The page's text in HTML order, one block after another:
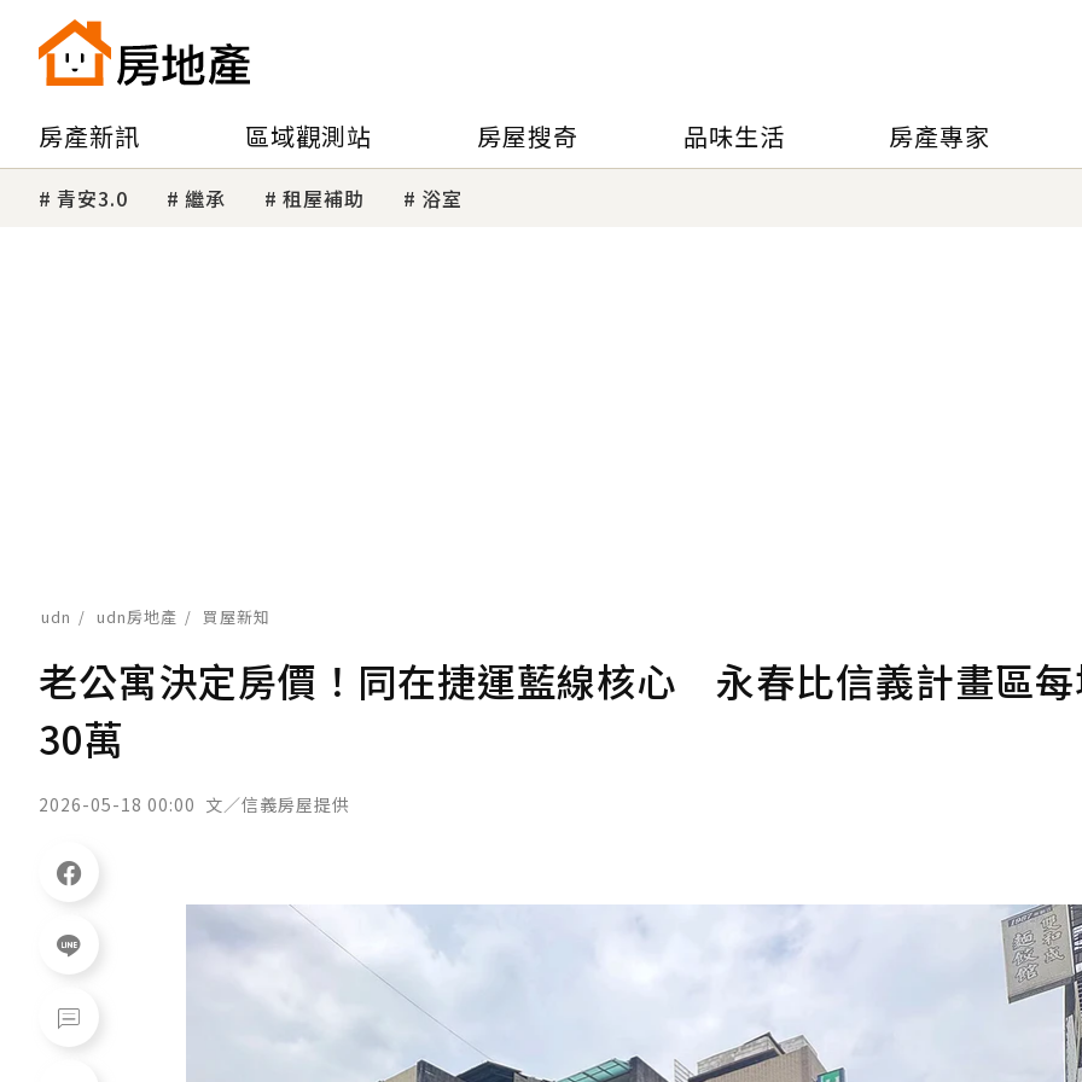
房產新訊 區域觀測站 房屋搜奇 品味生活 房產專家
青安3.0 繼承 租屋補助 浴室
udn udn房地產 買屋新知
老公寓決定房價！同在捷運藍線核心 永春比信義計畫區
30萬
2026-05-18 00:00 文／信義房屋提供